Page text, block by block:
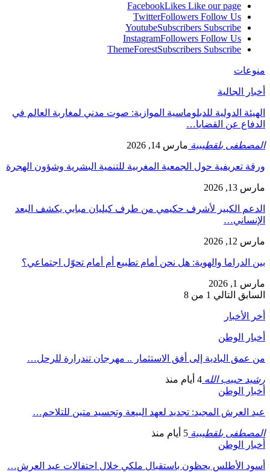
FacebookLikes Like our page
TwitterFollowers Follow Us
YoutubeSubscribers Subscribe
InstagramFollowers Follow Us
ThemeForestSubscribers Subscribe
منوعات
أخبار الجالية
الهيئة الدولية للدبلوماسية الموازية: صوت مدني لمغاربة العالم في
الدفاع عن القضايا…
المصطفى بلقطيبية مارس 14, 2026
ورقة تعريفية حول الجمعية المغربية للتنمية البشرية وشؤون الهجرة
مارس 13, 2026
الدعم الكبير لأشرف حكيمي من طرف كيليان مبابي يكشف البعد
الإنساني…
مارس 12, 2026
بين الدراما والهوية: هل نحن أمام تطبيع أم أمام تحوّل اجتماعي؟
مارس 1, 2026
السابق التالي 1 من 8
أخر الأخبار
أخبار الوطن
من عمق البادية إلى أفق الاستثمار .. مهرجان تندرارة للرحل…
رشيد حبيب الله 4 أيام منذ
أخبار الوطن
عيد العرش المجيد: تجديد لعهد البيعة وتجسيد متين للتلاحم…
المصطفى بلقطيبية 5 أيام منذ
أخبار الوطن
أسود الأطلس يحظون باستقبال ملكي خلال احتفالات عيد العرش…